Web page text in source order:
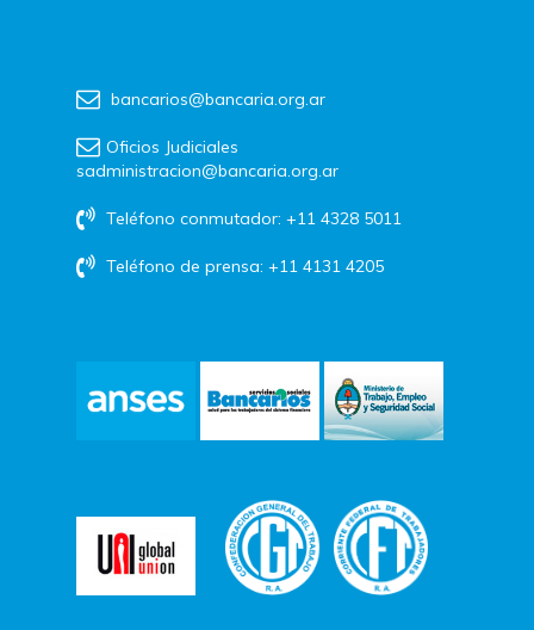
bancarios@bancaria.org.ar
Oficios Judiciales
sadministracion@bancaria.org.ar
Teléfono conmutador: +11 4328 5011
Teléfono de prensa: +11 4131 4205